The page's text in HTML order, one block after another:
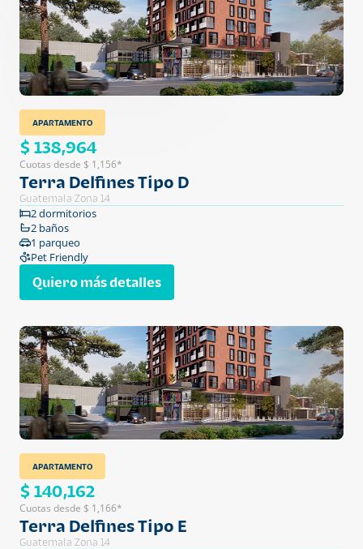
APARTAMENTO
$ 138,964
Cuotas desde $ 1,156*
Terra Delfines Tipo D
Guatemala Zona 14
2 dormitorios
2 baños
1 parqueo
Pet Friendly
Quiero más detalles
APARTAMENTO
$ 140,162
Cuotas desde $ 1,166*
Terra Delfines Tipo E
Guatemala Zona 14